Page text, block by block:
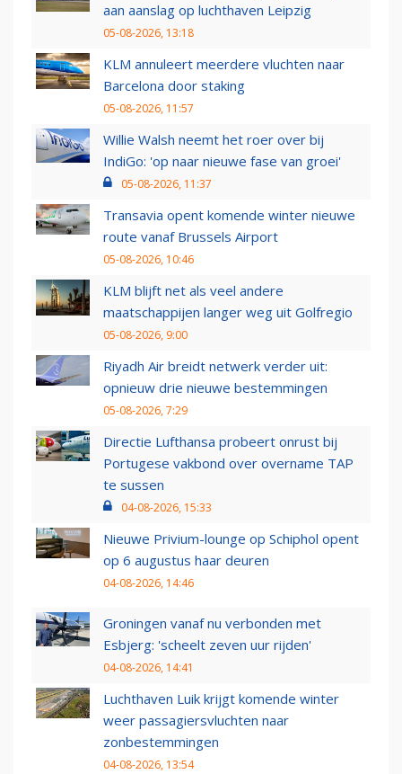
aan aanslag op luchthaven Leipzig
05-08-2026, 13:18
KLM annuleert meerdere vluchten naar
Barcelona door staking
05-08-2026, 11:57
Willie Walsh neemt het roer over bij
IndiGo: 'op naar nieuwe fase van groei'
05-08-2026, 11:37
Transavia opent komende winter nieuwe
route vanaf Brussels Airport
05-08-2026, 10:46
KLM blijft net als veel andere
maatschappijen langer weg uit Golfregio
05-08-2026, 9:00
Riyadh Air breidt netwerk verder uit:
opnieuw drie nieuwe bestemmingen
05-08-2026, 7:29
Directie Lufthansa probeert onrust bij
Portugese vakbond over overname TAP
te sussen
04-08-2026, 15:33
Nieuwe Privium-lounge op Schiphol opent
op 6 augustus haar deuren
04-08-2026, 14:46
Groningen vanaf nu verbonden met
Esbjerg: 'scheelt zeven uur rijden'
04-08-2026, 14:41
Luchthaven Luik krijgt komende winter
weer passagiersvluchten naar
zonbestemmingen
04-08-2026, 13:54